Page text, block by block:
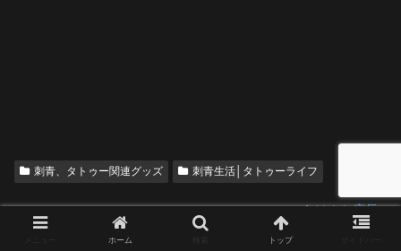
刺青、タトゥー関連グッズ 刺青生活│タトゥーライフ
けんた店長
ホーム トップ